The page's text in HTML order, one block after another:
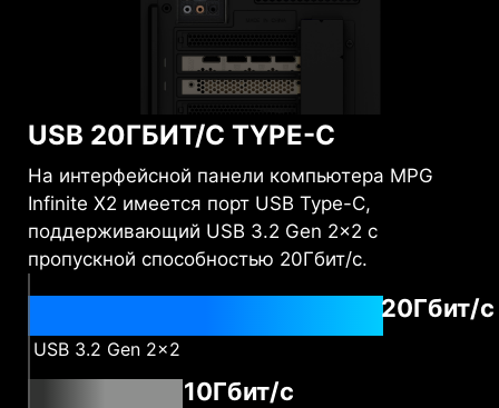
USB 20ГБИТ/С TYPE-C
На интерфейсной панели компьютера MPG
Infinite X2 имеется порт USB Type-C,
поддерживающий USB 3.2 Gen 2x2 с
пропускной способностью 20Гбит/с.
20Гбит/с
USB 3.2 Gen 2x2
10Гбит/с